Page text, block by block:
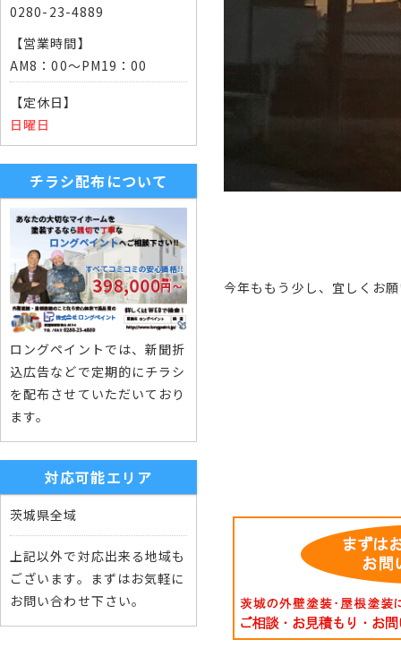
今年ももう少し、宜しくお
0280-23-4889
【営業時間】
AM8：00～PM19：00
【定休日】
日曜日
チラシ配布について
ロングペイントでは、新聞折
込広告などで定期的にチラシ
を配布させていただいており
ます。
対応可能エリア
茨城県全域
上記以外で対応出来る地域も
ございます。まずはお気軽に
お問い合わせ下さい。